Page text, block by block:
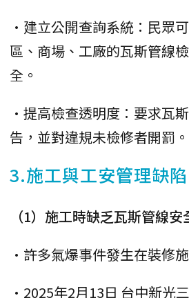
•建立公開查詢系統：民眾
區、商場、工廠的瓦斯管線
全。
•提高檢查透明度：要求瓦
告，並對違規未檢修者開罰。
3.施工與工安管理缺陷
（1）施工時缺乏瓦斯管線安
•許多氣爆事件發生在裝修
•2025年2月13日 台中新光